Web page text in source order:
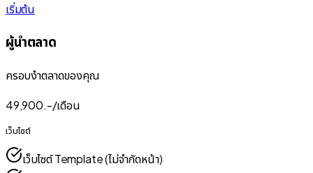
เริ่มต้น
ผู้นำตลาด
ครอบงำตลาดของคุณ
49,900.-/เดือน
เว็บไซต์
เว็บไซต์ Template (ไม่จำกัดหน้า)